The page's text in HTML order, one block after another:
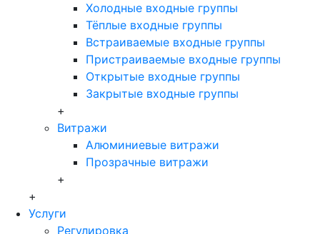
Холодные входные группы
Тёплые входные группы
Встраиваемые входные группы
Пристраиваемые входные группы
Открытые входные группы
Закрытые входные группы
+
Витражи
Алюминиевые витражи
Прозрачные витражи
+
+
Услуги
Регулировка